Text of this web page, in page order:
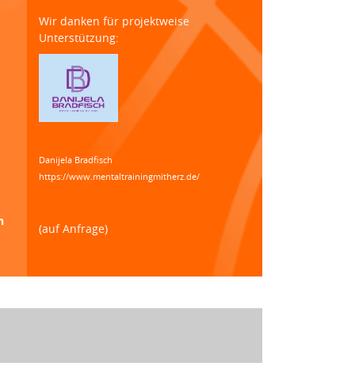
Wir danken für projektweise
Unterstützung:
Danijela Bradfisch
https://www.mentaltrainingmitherz.de/
(auf Anfrage)